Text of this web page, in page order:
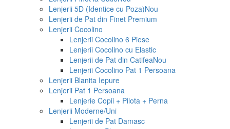
Lenjerii 5D (Identice cu Poza)Nou
Lenjerii de Pat din Finet Premium
Lenjerii Cocolino
Lenjerii Cocolino 6 Piese
Lenjerii Cocolino cu Elastic
Lenjerii de Pat din CatifeaNou
Lenjerii Cocolino Pat 1 Persoana
Lenjerii Blanita Iepure
Lenjerii Pat 1 Persoana
Lenjerie Copii + Pilota + Perna
Lenjerii Moderne/Uni
Lenjerii de Pat Damasc